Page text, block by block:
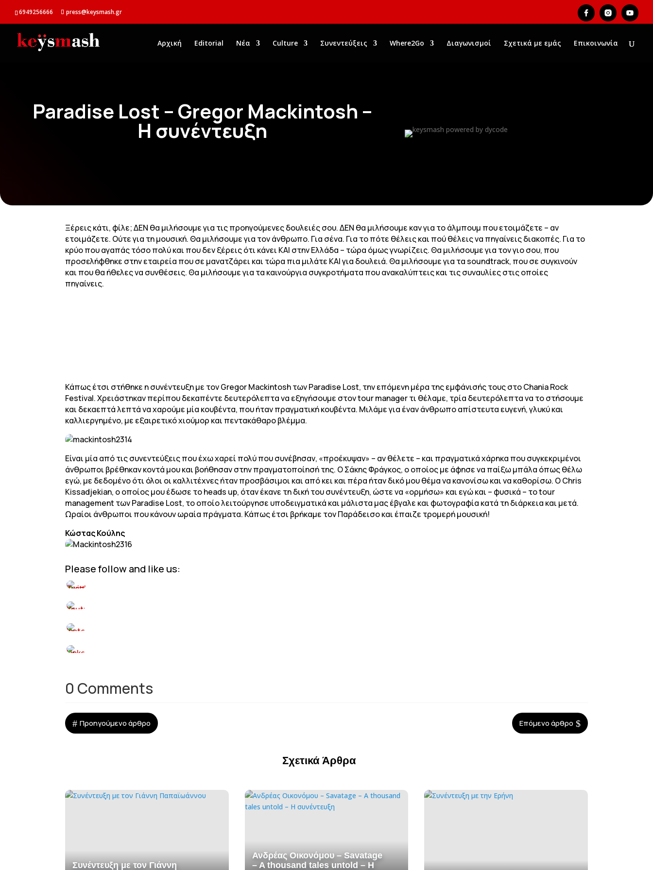
6949256666 press@keysmash.gr
Αρχική Editorial Νέα Culture Συνεντεύξεις Where2Go Διαγωνισμοί Σχετικά με εμάς Επικοινωνία
Paradise Lost – Gregor Mackintosh –
Η συνέντευξη
Ξέρεις κάτι, φίλε; ΔΕΝ θα μιλήσουμε για τις προηγούμενες δουλειές σου. ΔΕΝ θα μιλήσουμε καν για το άλμπουμ που ετοιμάζετε – αν
ετοιμάζετε. Ούτε για τη μουσική. Θα μιλήσουμε για τον άνθρωπο. Για σένα. Για το πότε θέλεις και πού θέλεις να πηγαίνεις διακοπές. Για το
κρύο που αγαπάς τόσο πολύ και που δεν ξέρεις ότι κάνει ΚΑΙ στην Ελλάδα – τώρα όμως γνωρίζεις. Θα μιλήσουμε για τον γιο σου, που
προσελήφθηκε στην εταιρεία που σε μανατζάρει και τώρα πια μιλάτε ΚΑΙ για δουλειά. Θα μιλήσουμε για τα soundtrack, που σε συγκινούν
και που θα ήθελες να συνθέσεις. Θα μιλήσουμε για τα καινούργια συγκροτήματα που ανακαλύπτεις και τις συναυλίες στις οποίες
πηγαίνεις.
Κάπως έτσι στήθηκε η συνέντευξη με τον Gregor Mackintosh των Paradise Lost, την επόμενη μέρα της εμφάνισής τους στο Chania Rock
Festival. Χρειάστηκαν περίπου δεκαπέντε δευτερόλεπτα να εξηγήσουμε στον tour manager τι θέλαμε, τρία δευτερόλεπτα να το στήσουμε
και δεκαεπτά λεπτά να χαρούμε μία κουβέντα, που ήταν πραγματική κουβέντα. Μιλάμε για έναν άνθρωπο απίστευτα ευγενή, γλυκύ και
καλλιεργημένο, με εξαιρετικό χιούμορ και πεντακάθαρο βλέμμα.
Είναι μία από τις συνεντεύξεις που έχω χαρεί πολύ που συνέβησαν, «προέκυψαν» – αν θέλετε – και πραγματικά χάρηκα που συγκεκριμένοι
άνθρωποι βρέθηκαν κοντά μου και βοήθησαν στην πραγματοποίησή της. Ο Σάκης Φράγκος, ο οποίος με άφησε να παίξω μπάλα όπως θέλω
εγώ, με δεδομένο ότι όλοι οι καλλιτέχνες ήταν προσβάσιμοι και από κει και πέρα ήταν δικό μου θέμα να κανονίσω και να καθορίσω. Ο Chris
Kissadjekian, ο οποίος μου έδωσε το heads up, όταν έκανε τη δική του συνέντευξη, ώστε να «ορμήσω» και εγώ και – φυσικά – το tour
management των Paradise Lost, το οποίο λειτούργησε υποδειγματικά και μάλιστα μας έβγαλε και φωτογραφία κατά τη διάρκεια και μετά.
Ωραίοι άνθρωποι που κάνουν ωραία πράγματα. Κάπως έτσι βρήκαμε τον Παράδεισο και έπαιζε τρομερή μουσική!
Κώστας Κούλης
Please follow and like us:
0 Comments
# Προηγούμενο άρθρο Επόμενο άρθρο $
Σχετικά Άρθρα
Συνέντευξη με τον Γιάννη
Ανδρέας Οικονόμου – Savatage
– A thousand tales untold – H